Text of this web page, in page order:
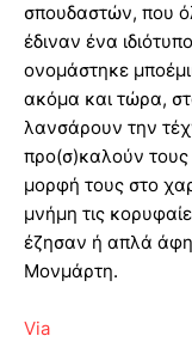
σπουδαστών, που
έδιναν ένα
ονομάστηκε
ακόμα και τώρα,
λανσάρουν την
προ(σ)καλούν
μορφή τους στο
μνήμη τις
έζησαν ή απλά
Μονμάρτη.
Via